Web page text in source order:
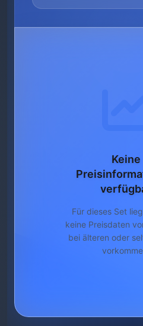
Keine
Für dieses Set
keine Preisdaten
bei älteren oder